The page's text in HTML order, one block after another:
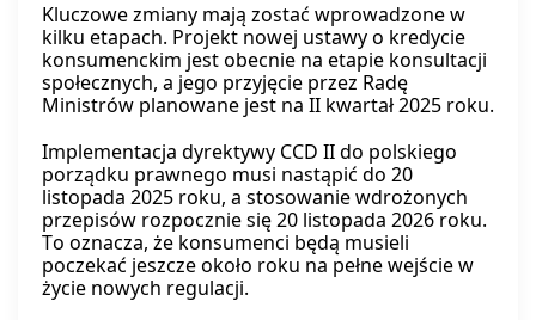
Kluczowe zmiany mają zostać wprowadzone w
kilku etapach. Projekt nowej ustawy o kredycie
konsumenckim jest obecnie na etapie konsultacji
społecznych, a jego przyjęcie przez Radę
Ministrów planowane jest na II kwartał 2025 roku.
Implementacja dyrektywy CCD II do polskiego
porządku prawnego musi nastąpić do 20
listopada 2025 roku, a stosowanie wdrożonych
przepisów rozpocznie się 20 listopada 2026 roku.
To oznacza, że konsumenci będą musieli
poczekać jeszcze około roku na pełne wejście w
życie nowych regulacji.